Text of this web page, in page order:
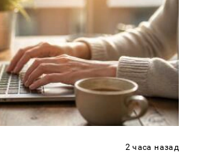
2 часа назад